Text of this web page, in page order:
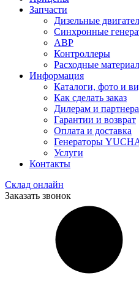
Запчасти
Дизельные
Синхронные
АВР
Контроллеры
Расходные
Информация
Каталоги, фото и
Как сделать заказ
Дилерам и
Гарантии и возврат
Оплата и доставка
Генераторы
Услуги
Контакты
Склад онлайн
Заказать звонок